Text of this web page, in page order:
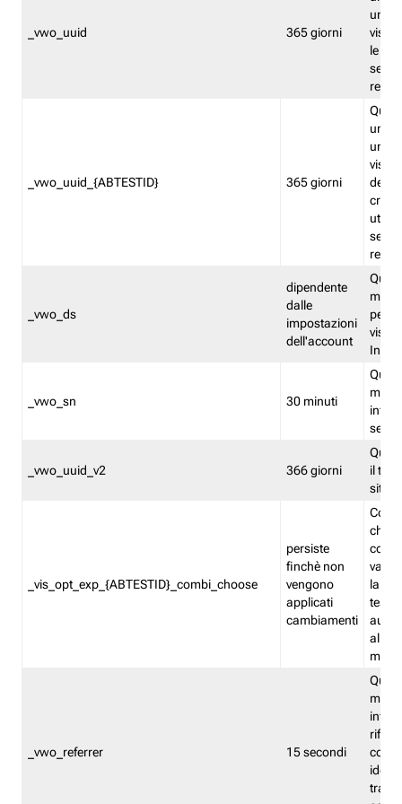
_vwo_uuid 365 giorni
le
_vwo_uuid_{ABTESTID} 365 giorni
un
del
_vwo_ds
dipendente
dalle
impostazioni
dell'account
_vwo_sn 30 minuti
_vwo_uuid_v2 366 giorni
il
sito
_vis_opt_exp_{ABTESTID}_combi_choose
persiste
finchè non
vengono
applicati
cambiamenti
che
la
test.
_vwo_referrer 15 secondi